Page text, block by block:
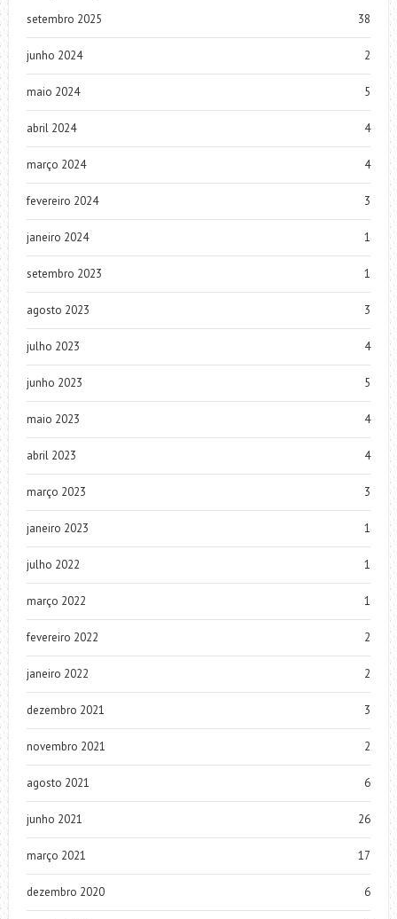
setembro 2025 38
junho 2024 2
maio 2024 5
abril 2024 4
março 2024 4
fevereiro 2024 3
janeiro 2024 1
setembro 2023 1
agosto 2023 3
julho 2023 4
junho 2023 5
maio 2023 4
abril 2023 4
março 2023 3
janeiro 2023 1
julho 2022 1
março 2022 1
fevereiro 2022 2
janeiro 2022 2
dezembro 2021 3
novembro 2021 2
agosto 2021 6
junho 2021 26
março 2021 17
dezembro 2020 6